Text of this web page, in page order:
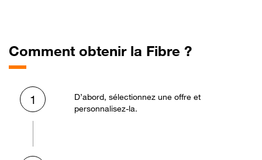
Comment obtenir la Fibre ?
1
D’abord, sélectionnez une offre et
personnalisez-la.